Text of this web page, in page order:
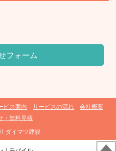
フォーム
ダイマツ建設
ビス案内 サービスの流れ
会社概要
・無料見積